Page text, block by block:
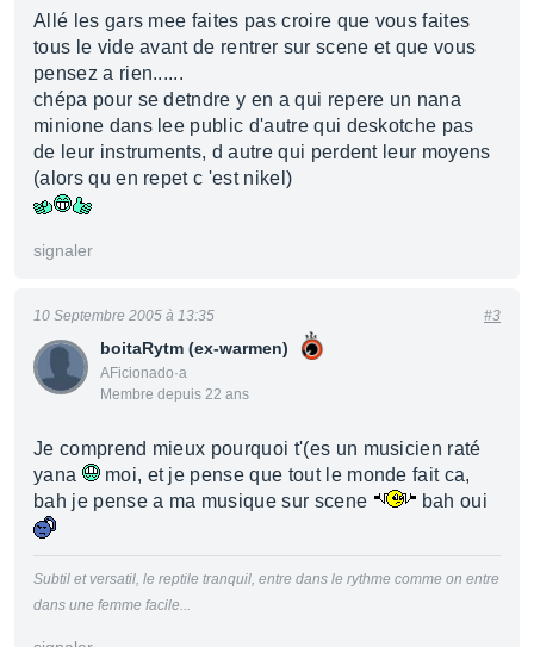
Allé les gars mee faites pas croire que vous faites
tous le vide avant de rentrer sur scene et que vous
pensez a rien......
chépa pour se detndre y en a qui repere un nana
minione dans lee public d'autre qui deskotche pas
de leur instruments, d autre qui perdent leur moyens
(alors qu en repet c 'est nikel)
signaler
boitaRytm (ex-warmen)
AFicionado·a
Membre depuis 22 ans
10 Septembre 2005 à 13:35 #3
Je comprend mieux pourquoi t'(es un musicien raté
yana
moi, et je pense que tout le monde fait ca,
bah je pense a ma musique sur scene
bah oui
Subtil et versatil, le reptile tranquil, entre dans le rythme comme on entre
dans une femme facile...